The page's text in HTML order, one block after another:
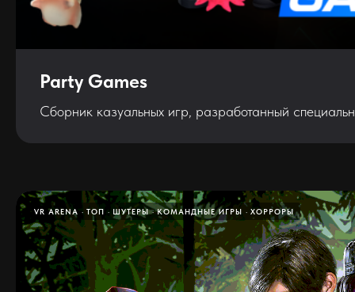
Party Games
Сборник казуальных игр, разработанный
VR ARENA ТОП ШУТЕРЫ КОМАНДНЫЕ ИГРЫ ХОРРОРЫ